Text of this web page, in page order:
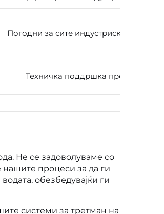
Погодни за сите индустриски сектори,
Техничка поддршка пред
Не се задоволуваме со
процеси за да ги
обезбедувајќи ги
системи за третман на